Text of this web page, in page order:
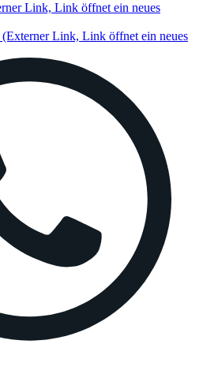
Link, Link öffnet ein neues
(Externer Link, Link öffnet ein neues